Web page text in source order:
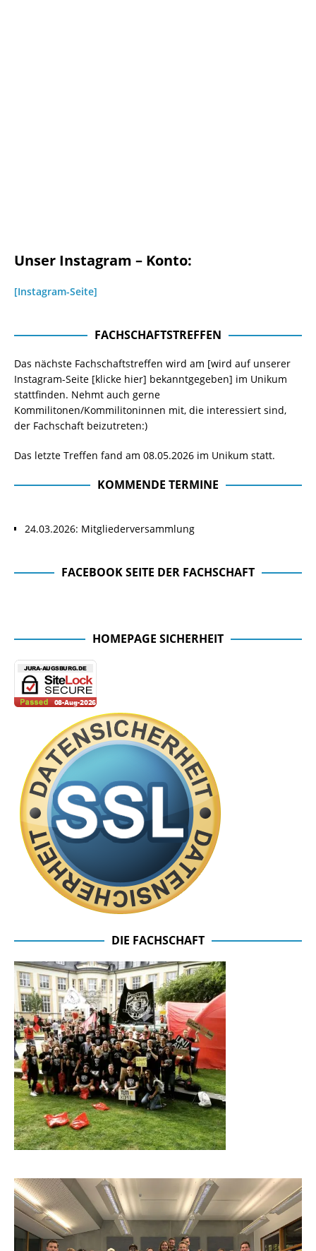
Unser Instagram – Konto:
[Instagram-Seite]
FACHSCHAFTSTREFFEN
Das nächste Fachschaftstreffen wird am [wird auf unserer
Instagram-Seite [klicke hier] bekanntgegeben] im Unikum
stattfinden. Nehmt auch gerne
Kommilitonen/Kommilitoninnen mit, die interessiert sind,
der Fachschaft beizutreten:)
Das letzte Treffen fand am 08.05.2026 im Unikum statt.
KOMMENDE TERMINE
24.03.2026: Mitgliederversammlung
FACEBOOK SEITE DER FACHSCHAFT
HOMEPAGE SICHERHEIT
DIE FACHSCHAFT